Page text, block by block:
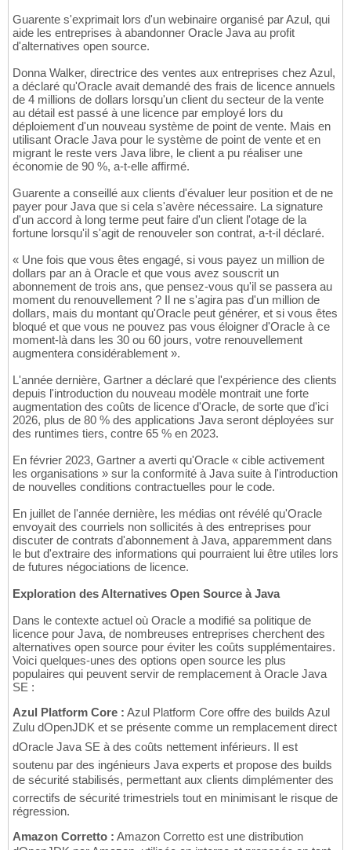
Guarente s'exprimait lors d'un webinaire organisé par Azul, qui
aide les entreprises à abandonner Oracle Java au profit
d'alternatives open source.
Donna Walker, directrice des ventes aux entreprises chez Azul,
a déclaré qu'Oracle avait demandé des frais de licence annuels
de 4 millions de dollars lorsqu'un client du secteur de la vente
au détail est passé à une licence par employé lors du
déploiement d'un nouveau système de point de vente. Mais en
utilisant Oracle Java pour le système de point de vente et en
migrant le reste vers Java libre, le client a pu réaliser une
économie de 90 %, a-t-elle affirmé.
Guarente a conseillé aux clients d'évaluer leur position et de ne
payer pour Java que si cela s'avère nécessaire. La signature
d'un accord à long terme peut faire d'un client l'otage de la
fortune lorsqu'il s'agit de renouveler son contrat, a-t-il déclaré.
« Une fois que vous êtes engagé, si vous payez un million de
dollars par an à Oracle et que vous avez souscrit un
abonnement de trois ans, que pensez-vous qu'il se passera au
moment du renouvellement ? Il ne s'agira pas d'un million de
dollars, mais du montant qu'Oracle peut générer, et si vous êtes
bloqué et que vous ne pouvez pas vous éloigner d'Oracle à ce
moment-là dans les 30 ou 60 jours, votre renouvellement
augmentera considérablement ».
L'année dernière, Gartner a déclaré que l'expérience des clients
depuis l'introduction du nouveau modèle montrait une forte
augmentation des coûts de licence d'Oracle, de sorte que d'ici
2026, plus de 80 % des applications Java seront déployées sur
des runtimes tiers, contre 65 % en 2023.
En février 2023, Gartner a averti qu'Oracle « cible activement
les organisations » sur la conformité à Java suite à l'introduction
de nouvelles conditions contractuelles pour le code.
En juillet de l'année dernière, les médias ont révélé qu'Oracle
envoyait des courriels non sollicités à des entreprises pour
discuter de contrats d'abonnement à Java, apparemment dans
le but d'extraire des informations qui pourraient lui être utiles lors
de futures négociations de licence.
Exploration des Alternatives Open Source à Java
Dans le contexte actuel où Oracle a modifié sa politique de
licence pour Java, de nombreuses entreprises cherchent des
alternatives open source pour éviter les coûts supplémentaires.
Voici quelques-unes des options open source les plus
populaires qui peuvent servir de remplacement à Oracle Java
SE :
Azul Platform Core : Azul Platform Core offre des builds Azul
Zulu dOpenJDK et se présente comme un remplacement direct
dOracle Java SE à des coûts nettement inférieurs. Il est
soutenu par des ingénieurs Java experts et propose des builds
de sécurité stabilisés, permettant aux clients dimplémenter des
correctifs de sécurité trimestriels tout en minimisant le risque de
régression.
Amazon Corretto : Amazon Corretto est une distribution